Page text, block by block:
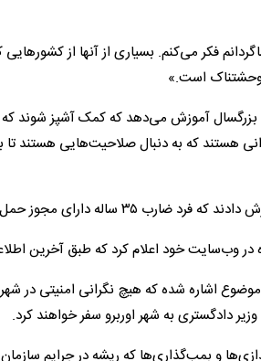
فکر می‌کنم. بسیاری از آنها از
وحشتناک است.»
بزرگسال آموزش می‌دهد که کمک آشپز شوند
هستند که به دنبال صلاحیت‌هایی هستند
ساله دارای مجوز حمل سلاح بوده است.
در وب‌سایت خود اعلام کرد که طبق آخرین
موضوع اشاره شده که هیچ نگرانی امنیتی در
وزیر دادگستری به شهر اوربرو سفر خواهند کرد.
و بمب‌گذاری‌ها که ریشه در جرایم